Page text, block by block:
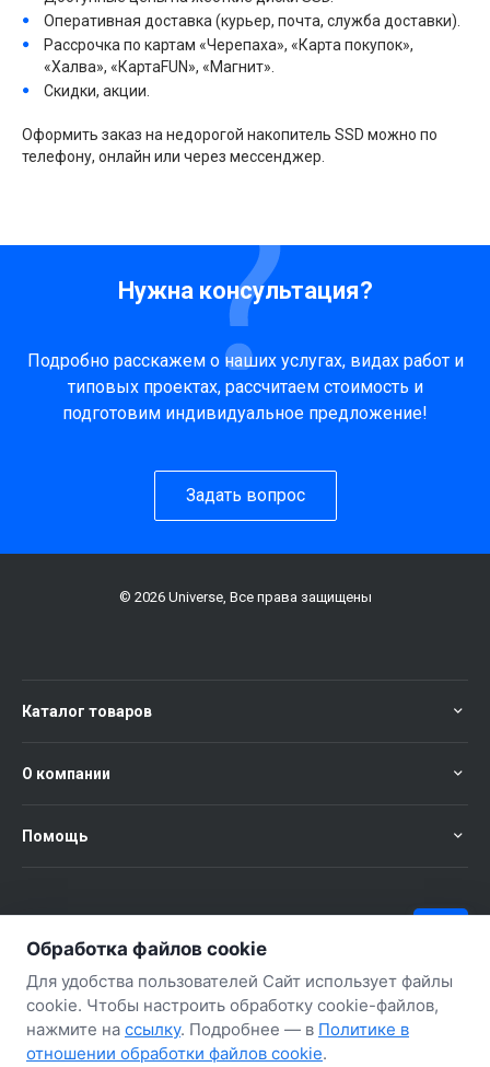
Оперативная доставка (курьер, почта, служба доставки).
Рассрочка по картам «Черепаха», «Карта покупок»,
«Халва», «КартаFUN», «Магнит».
Скидки, акции.
Оформить заказ на недорогой накопитель SSD можно по
телефону, онлайн или через мессенджер.
Нужна консультация?
Подробно расскажем о наших услугах, видах работ и
типовых проектах, рассчитаем стоимость и
подготовим индивидуальное предложение!
Задать вопрос
© 2026 Universe, Все права защищены
Каталог товаров
О компании
Помощь
+375 (29) 563-57-02
Обработка файлов cookie
Для удобства пользователей Сайт использует файлы
cookie. Чтобы настроить обработку cookie-файлов,
нажмите на ссылку. Подробнее — в Политике в
отношении обработки файлов cookie.